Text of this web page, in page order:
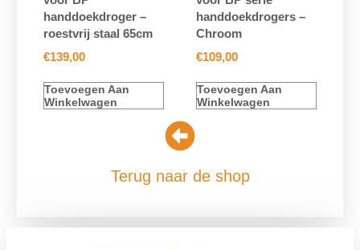
handdoekdroger –
roestvrij staal 65cm
€139,00
Toevoegen Aan
Winkelwagen
handdoekdrogers –
Chroom
€109,00
Toevoegen Aan
Winkelwagen
Terug naar de shop